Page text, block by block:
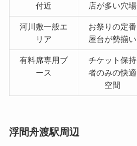
付近
店が多い穴場
河川敷一般エ
リア
お祭りの定番
屋台が勢揃い
有料席専用ブ
ース
チケット保持
者のみの快適
空間
浮間舟渡駅周辺